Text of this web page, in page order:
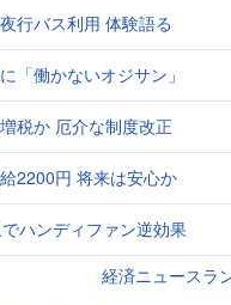
行バス利用 体験語る
「働かないオジサン」
税か 厄介な制度改正
2200円 将来は安心か
ハンディファン逆効果
経済ニュースラ